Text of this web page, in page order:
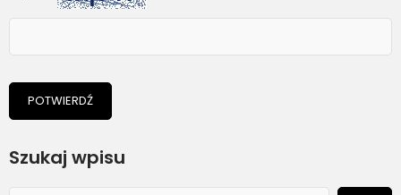
POTWIERDŹ
Szukaj wpisu